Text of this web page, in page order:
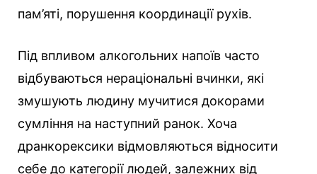
пам’яті, порушення координації рухів.
Під впливом алкогольних напоїв часто
відбуваються нераціональні вчинки, які
змушують людину мучитися докорами
сумління на наступний ранок. Хоча
дранкорексики відмовляються відносити
себе до категорії людей, залежних від